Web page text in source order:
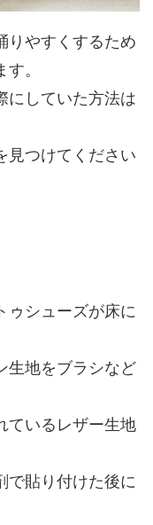
りやすくするため
。
にしていた方法は
見つけてください
ゥシューズが床に
生地をブラシなど
ているレザー生地
で貼り付けた後に